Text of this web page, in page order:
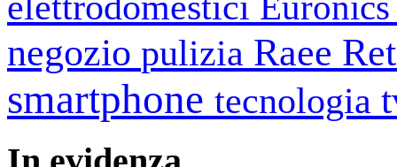
negozio pulizia Raee
smartphone tecnologia